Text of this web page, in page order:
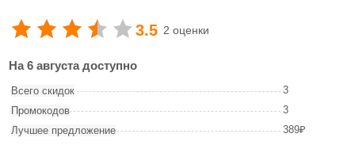
3.5 2 оценки
На 6 августа доступно
Всего скидок
3
Промокодов
3
Лучшее предложение
389₽